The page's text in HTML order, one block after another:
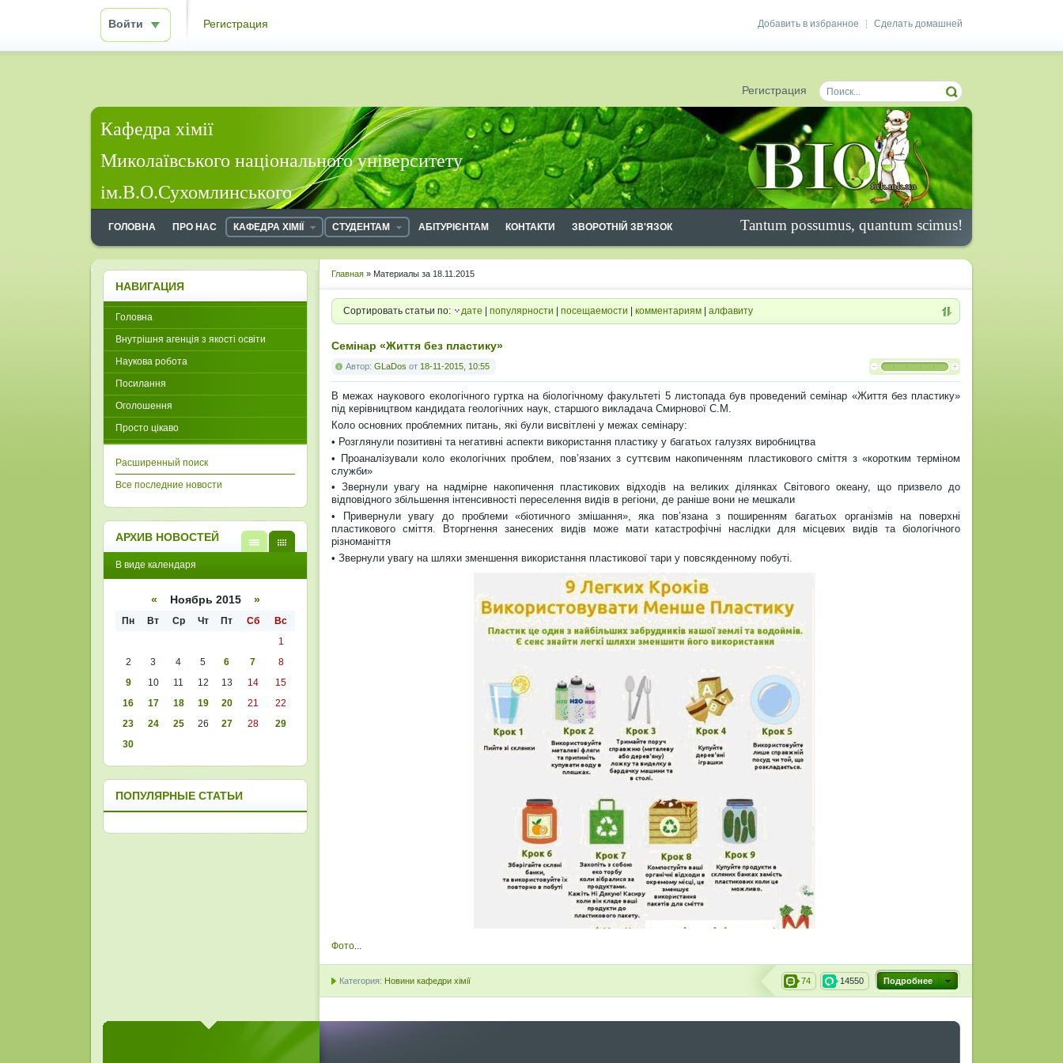
Сделать домашней
Добавить в избранное
Войти Регистрация
Регистрация
Кафедра хімії
Миколаївського національного університету
ім.В.О.Сухомлинського
Tantum possumus, quantum scimus!
ГОЛОВНА ПРО НАС КАФЕДРА ХІМІЇ СТУДЕНТАМ АБІТУРІЄНТАМ КОНТАКТИ ЗВОРОТНІЙ ЗВ'ЯЗОК
Главная » Материалы за 18.11.2015
Сортировать статьи по: дате популярности посещаемости комментариям алфавиту
Семінар «Життя без пластику»
Автор: GLaDos от 18-11-2015, 10:55
В межах наукового екологічного гуртка на біологічному факультеті 5 листопада був проведений семінар «Життя без пластику»
під керівництвом кандидата геологічних наук, старшого викладача Смирнової С.М.
Коло основних проблемних питань, які були висвітлені у межах семінару:
• Розглянули позитивні та негативні аспекти використання пластику у багатьох галузях виробництва
• Проаналізували коло екологічних проблем, пов’язаних з суттєвим накопиченням пластикового сміття з «коротким терміном
служби»
• Звернули увагу на надмірне накопичення пластикових відходів на великих ділянках Світового океану, що призвело до
відповідного збільшення інтенсивності переселення видів в регіони, де раніше вони не мешкали
• Привернули увагу до проблеми «біотичного змішання», яка пов’язана з поширенням багатьох організмів на поверхні
пластикового сміття. Вторгнення занесених видів може мати катастрофічні наслідки для місцевих видів та біологічного
різноманіття
• Звернули увагу на шляхи зменшення використання пластикової тари у повсякденному побуті.
Фото
Подробнее
14550
74
Категория: Новини кафедри хімії
НАВИГАЦИЯ
Головна
Внутрішня агенція з якості освіти
Наукова робота
Посилання
Оголошення
Просто цікаво
Расширенный поиск
Все последние новости
АРХИВ НОВОСТЕЙ
кален
списк
В виде календаря
« Ноябрь 2015 »
Пн Вт Ср Чт Пт Сб
Вс
1
2
3 4 5 6 7
8
9
10 11 12 13 14
15
16
17 18 19 20 21
22
23
24 25 26 27 28
29
30
ПОПУЛЯРНЫЕ СТАТЬИ